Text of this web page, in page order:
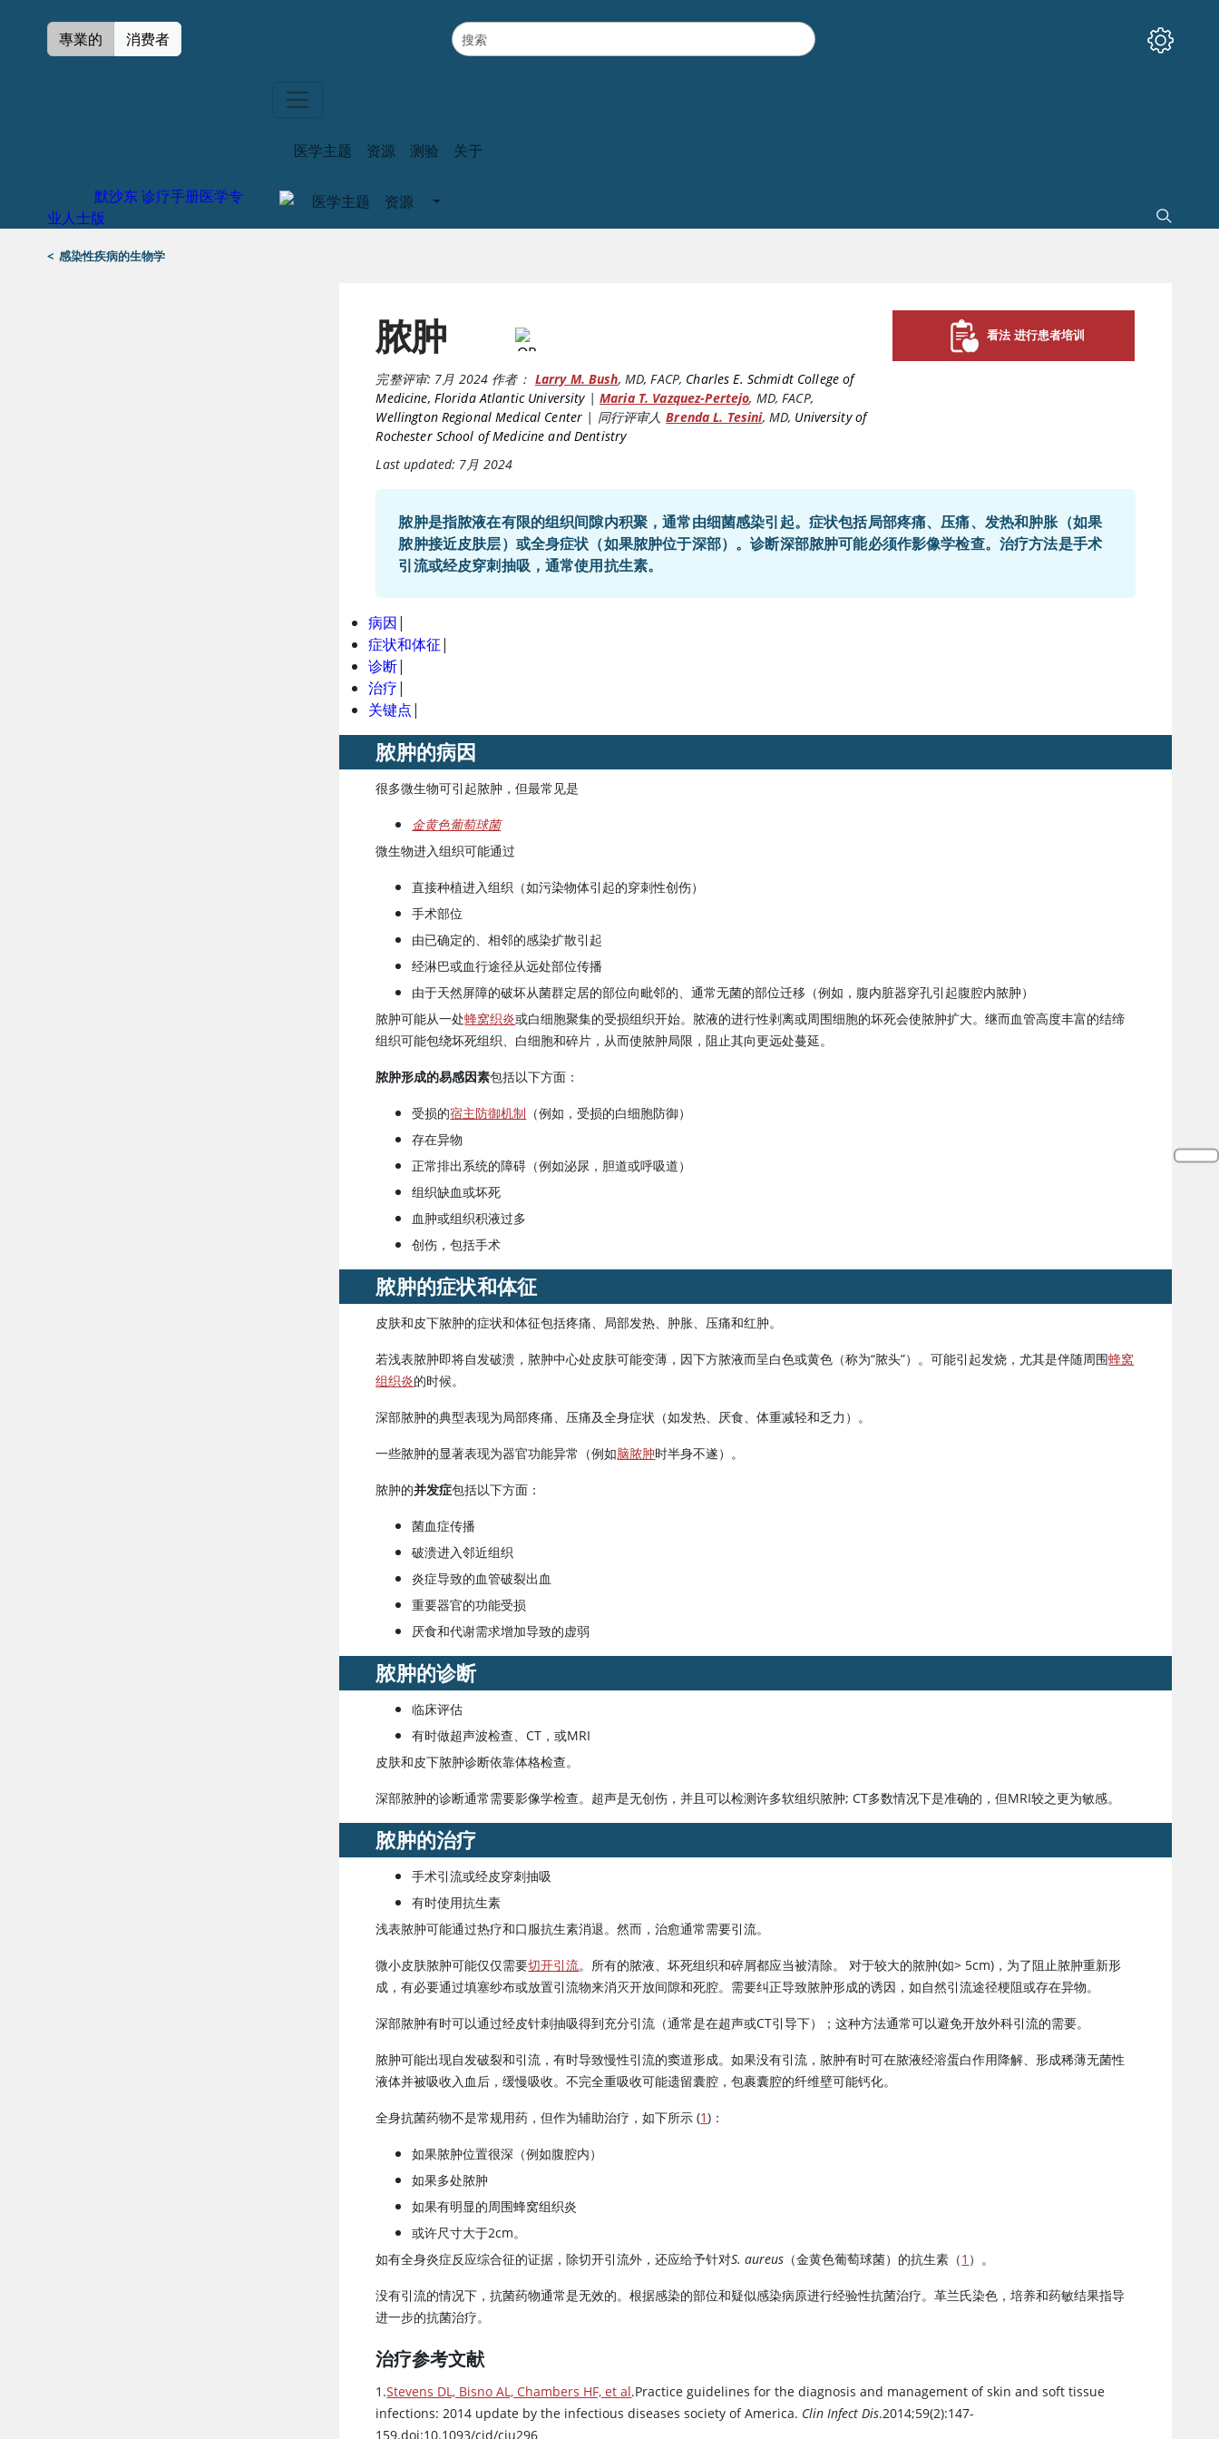
專業的 消费者
默沙东 诊疗手册医学专
业人士版
医学主题 资源 测验 关于
医学主题 资源
< 感染性疾病的生物学
脓肿
完整评审: 7月 2024 作者： Larry M. Bush, MD, FACP, Charles E. Schmidt College of
Medicine, Florida Atlantic University| Maria T. Vazquez-Pertejo, MD, FACP,
Wellington Regional Medical Center | 同行评审人 Brenda L. Tesini, MD, University of
Rochester School of Medicine and Dentistry
Last updated: 7月 2024
看法 进行患者培训
脓肿是指脓液在有限的组织间隙内积聚，通常由细菌感染引起。症状包括局部疼痛、压痛、发热和肿胀（如果
脓肿接近皮肤层）或全身症状（如果脓肿位于深部）。诊断深部脓肿可能必须作影像学检查。治疗方法是手术
引流或经皮穿刺抽吸，通常使用抗生素。
病因|
症状和体征|
诊断|
治疗|
关键点|
脓肿的病因
很多微生物可引起脓肿，但最常见是
金黄色葡萄球菌
微生物进入组织可能通过
直接种植进入组织（如污染物体引起的穿刺性创伤）
手术部位
由已确定的、相邻的感染扩散引起
经淋巴或血行途径从远处部位传播
由于天然屏障的破坏从菌群定居的部位向毗邻的、通常无菌的部位迁移（例如，腹内脏器穿孔引起腹腔内脓肿）
脓肿可能从一处蜂窝织炎或白细胞聚集的受损组织开始。脓液的进行性剥离或周围细胞的坏死会使脓肿扩大。继而血管高度丰富的结缔
组织可能包绕坏死组织、白细胞和碎片，从而使脓肿局限，阻止其向更远处蔓延。
脓肿形成的易感因素包括以下方面：
受损的宿主防御机制 （例如，受损的白细胞防御）
存在异物
正常排出系统的障碍（例如泌尿，胆道或呼吸道）
组织缺血或坏死
血肿或组织积液过多
创伤，包括手术
脓肿的症状和体征
皮肤和皮下脓肿的症状和体征包括疼痛、局部发热、肿胀、压痛和红肿。
若浅表脓肿即将自发破溃，脓肿中心处皮肤可能变薄，因下方脓液而呈白色或黄色（称为“脓头”）。可能引起发烧，尤其是伴随周围蜂窝
组织炎的时候。
深部脓肿的典型表现为局部疼痛、压痛及全身症状（如发热、厌食、体重减轻和乏力）。
一些脓肿的显著表现为器官功能异常（例如脑脓肿时半身不遂）。
脓肿的并发症包括以下方面：
菌血症传播
破溃进入邻近组织
炎症导致的血管破裂出血
重要器官的功能受损
厌食和代谢需求增加导致的虚弱
脓肿的诊断
临床评估
有时做超声波检查、CT，或MRI
皮肤和皮下脓肿诊断依靠体格检查。
深部脓肿的诊断通常需要影像学检查。超声是无创伤，并且可以检测许多软组织脓肿; CT多数情况下是准确的，但MRI较之更为敏感。
脓肿的治疗
手术引流或经皮穿刺抽吸
有时使用抗生素
浅表脓肿可能通过热疗和口服抗生素消退。然而，治愈通常需要引流。
微小皮肤脓肿可能仅仅需要切开引流。所有的脓液、坏死组织和碎屑都应当被清除。 对于较大的脓肿(如> 5cm)，为了阻止脓肿重新形
成，有必要通过填塞纱布或放置引流物来消灭开放间隙和死腔。需要纠正导致脓肿形成的诱因，如自然引流途径梗阻或存在异物。
深部脓肿有时可以通过经皮针刺抽吸得到充分引流（通常是在超声或CT引导下）；这种方法通常可以避免开放外科引流的需要。
脓肿可能出现自发破裂和引流，有时导致慢性引流的窦道形成。如果没有引流，脓肿有时可在脓液经溶蛋白作用降解、形成稀薄无菌性
液体并被吸收入血后，缓慢吸收。不完全重吸收可能遗留囊腔，包裹囊腔的纤维壁可能钙化。
全身抗菌药物不是常规用药，但作为辅助治疗，如下所示 (1)：
如果脓肿位置很深（例如腹腔内）
如果多处脓肿
如果有明显的周围蜂窝组织炎
或许尺寸大于2cm。
如有全身炎症反应综合征的证据，除切开引流外，还应给予针对S. aureus （金黄色葡萄球菌）的抗生素（1 ）。
没有引流的情况下，抗菌药物通常是无效的。根据感染的部位和疑似感染病原进行经验性抗菌治疗。革兰氏染色，培养和药敏结果指导
进一步的抗菌治疗。
治疗参考文献
1.Stevens DL, Bisno AL, Chambers HF, et al.Practice guidelines for the diagnosis and management of skin and soft tissue
infections: 2014 update by the infectious diseases society of America. Clin Infect Dis.2014;59(2):147-
159.doi:10.1093/cid/ciu296